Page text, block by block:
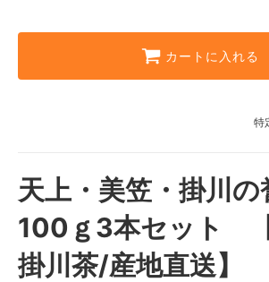
カートに入れる
特
天上・美笠・掛川
100ｇ3本セット
掛川茶/産地直送】